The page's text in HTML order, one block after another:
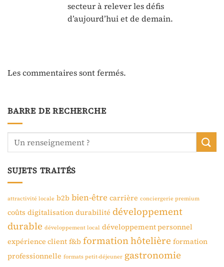
secteur à relever les défis
d’aujourd’hui et de demain.
Les commentaires sont fermés.
BARRE DE RECHERCHE
SUJETS TRAITÉS
attractivité locale b2b bien-être carrière conciergerie premium
coûts digitalisation durabilité développement
durable développement local développement personnel
expérience client f&b formation hôtelière formation
professionnelle formats petit-déjeuner gastronomie